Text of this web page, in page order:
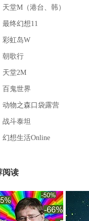
天堂M（港台、韩）
最终幻想11
彩虹岛W
朝歌行
天堂2M
百鬼世界
动物之森口袋露营
战斗泰坦
幻想生活Online
阅读